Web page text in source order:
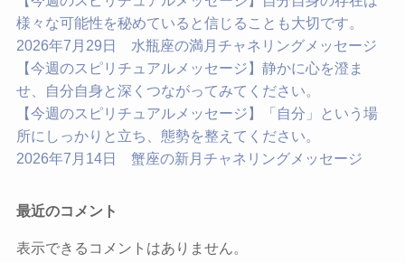
様々な可能性を秘めていると信じることも大切です。
2026年7月29日 水瓶座の満月チャネリングメッセージ
【今週のスピリチュアルメッセージ】静かに心を澄ま
せ、自分自身と深くつながってみてください。
【今週のスピリチュアルメッセージ】「自分」という場
所にしっかりと立ち、態勢を整えてください。
2026年7月14日 蟹座の新月チャネリングメッセージ
最近のコメント
表示できるコメントはありません。